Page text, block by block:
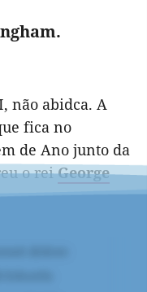
não abidca. A
fica no
de Ano junto da
o reiGeorge